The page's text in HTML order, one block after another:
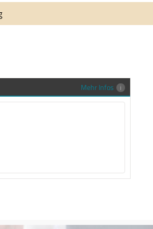
auch richtig in Szene zu setzen,
Trauringe-EFES Tragetasche inkl.
Sendung zu schützen und
Mehr Infos